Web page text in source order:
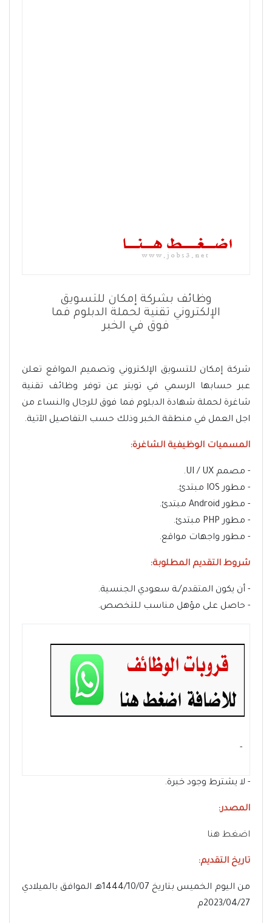
وظائف بشركة إمكان للتسويق
الإلكتروني تقنية لحملة الدبلوم فما
فوق في الخبر
شركة إمكان للتسويق الإلكتروني وتصميم المواقع تعلن
عبر حسابها الرسمي في تويتر عن توفر وظائف تقنية
شاغرة لحملة شهادة الدبلوم فما فوق للرجال والنساء من
اجل العمل في منطقة الخبر وذلك حسب التفاصيل الآتية.
المسميات الوظيفية الشاغرة:
- مصمم UI / UX.
- مطور IOS مبتدئ.
- مطور Android مبتدئ.
- مطور PHP مبتدئ.
- مطور واجهات مواقع.
شروط التقديم المطلوبة:
- أن يكون المتقدم/ـة سعودي الجنسية.
- حاصل على مؤهل مناسب للتخصص.
- ‏
- لا يشترط وجود خبرة.
المصدر:
اضغط هنا
تاريخ التقديم:
من اليوم الخميس بتاريخ 1444/10/07هـ الموافق بالميلادي
2023/04/27م